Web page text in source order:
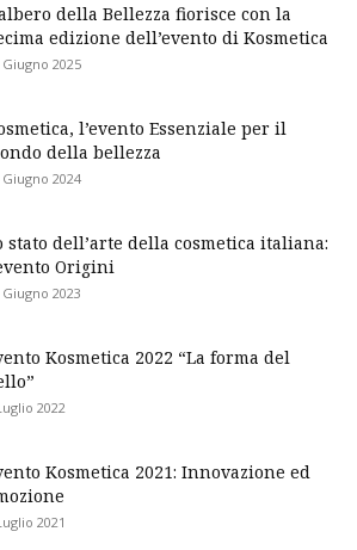
della Bellezza fiorisce con la
edizione dell’evento di Kosmetica
Giugno 2025
l’evento Essenziale per il
della bellezza
Giugno 2024
stato dell’arte della cosmetica italiana:
Origini
Giugno 2023
Kosmetica 2022 “La forma del
2022
Kosmetica 2021: Innovazione ed
2021